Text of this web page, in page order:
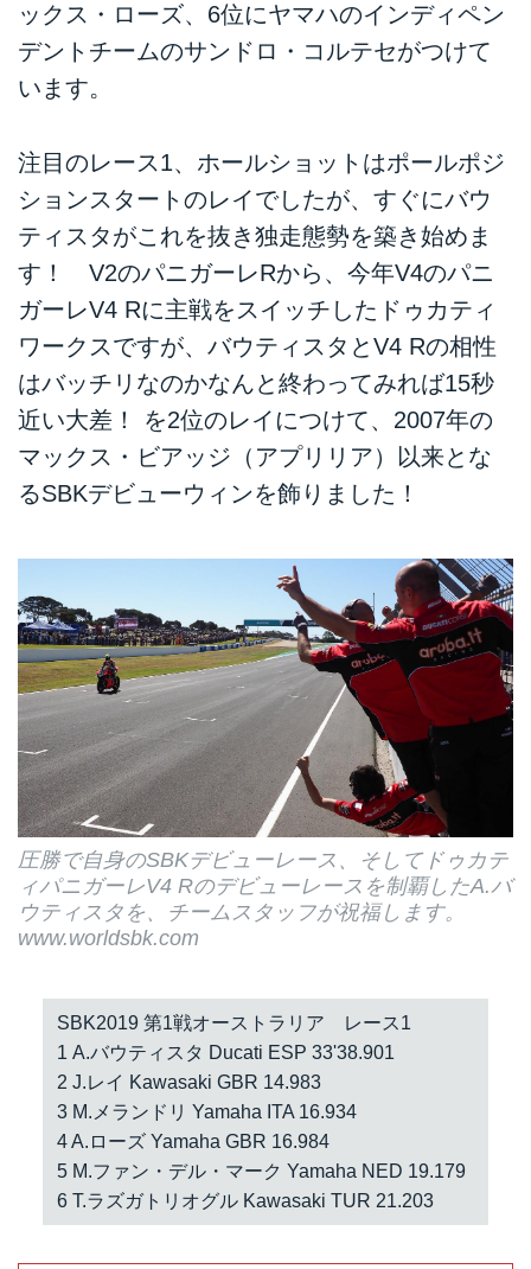
ックス・ローズ、6位にヤマハのインディペン
デントチームのサンドロ・コルテセがつけて
います。
注目のレース1、ホールショットはポールポジ
ションスタートのレイでしたが、すぐにバウ
ティスタがこれを抜き独走態勢を築き始めま
す！ V2のパニガーレRから、今年V4のパニ
ガーレV4 Rに主戦をスイッチしたドゥカティ
ワークスですが、バウティスタとV4 Rの相性
はバッチリなのかなんと終わってみれば15秒
近い大差！ を2位のレイにつけて、2007年の
マックス・ビアッジ（アプリリア）以来とな
るSBKデビューウィンを飾りました！
圧勝で自身のSBKデビューレース、そしてドゥカテ
ィパニガーレV4 Rのデビューレースを制覇したA.バ
ウティスタを、チームスタッフが祝福します。
www.worldsbk.com
SBK2019 第1戦オーストラリア レース1
1 A.バウティスタ Ducati ESP 33'38.901
2 J.レイ Kawasaki GBR 14.983
3 M.メランドリ Yamaha ITA 16.934
4 A.ローズ Yamaha GBR 16.984
5 M.ファン・デル・マーク Yamaha NED 19.179
6 T.ラズガトリオグル Kawasaki TUR 21.203